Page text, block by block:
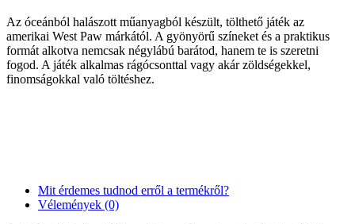
Az óceánból halászott műanyagból készült, tölthető játék az
amerikai West Paw márkától. A gyönyörű színeket és a praktikus
formát alkotva nemcsak négylábú barátod, hanem te is szeretni
fogod. A játék alkalmas rágócsonttal vagy akár zöldségekkel,
finomságokkal való töltéshez.
Mit érdemes tudnod erről a termékről?
Vélemények (0)